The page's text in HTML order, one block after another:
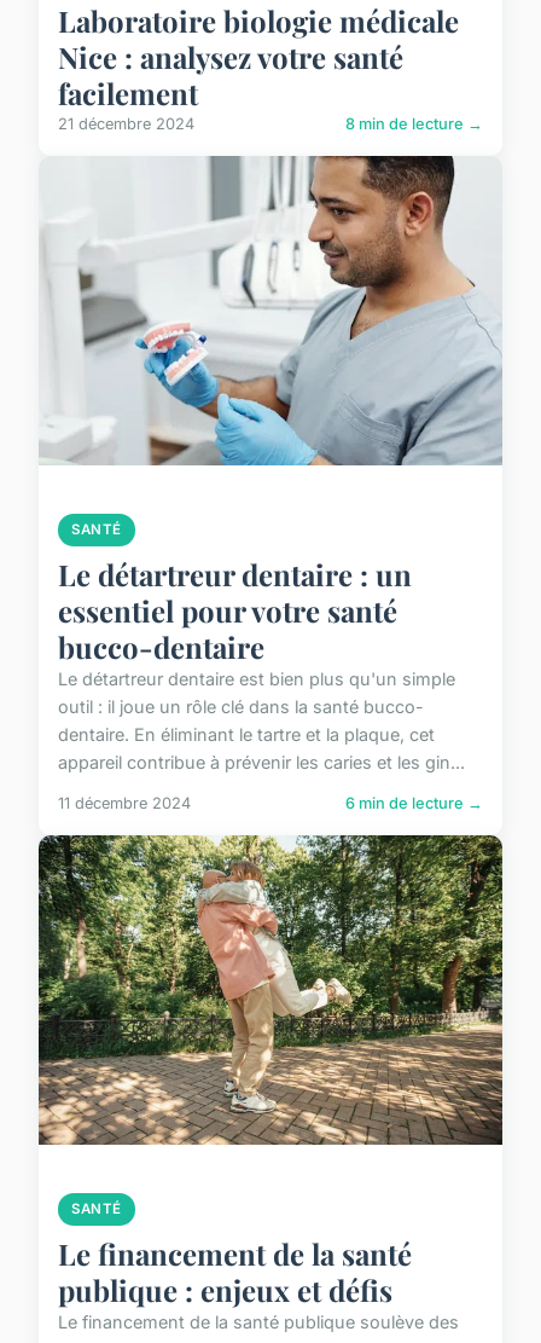
Laboratoire biologie médicale
Nice : analysez votre santé
facilement
21 décembre 2024 8 min de lecture →
SANTÉ
Le détartreur dentaire : un
essentiel pour votre santé
bucco-dentaire
Le détartreur dentaire est bien plus qu'un simple
outil : il joue un rôle clé dans la santé bucco-
dentaire. En éliminant le tartre et la plaque, cet
appareil contribue à prévenir les caries et les gin...
11 décembre 2024 6 min de lecture →
SANTÉ
Le financement de la santé
publique : enjeux et défis
Le financement de la santé publique soulève des